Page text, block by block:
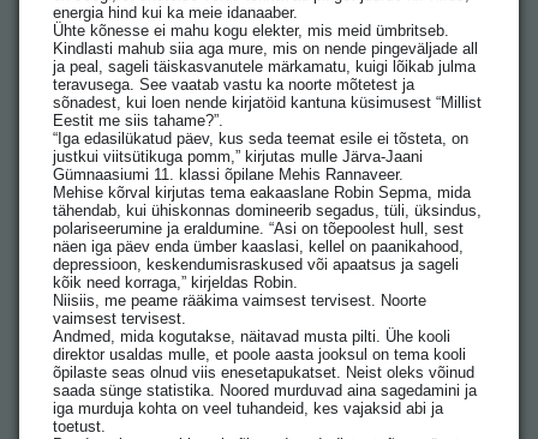
energia hind kui ka meie idanaaber.
Ühte kõnesse ei mahu kogu elekter, mis meid ümbritseb.
Kindlasti mahub siia aga mure, mis on nende pingeväljade all
ja peal, sageli täiskasvanutele märkamatu, kuigi lõikab julma
teravusega. See vaatab vastu ka noorte mõtetest ja
sõnadest, kui loen nende kirjatöid kantuna küsimusest “Millist
Eestit me siis tahame?”.
“Iga edasilükatud päev, kus seda teemat esile ei tõsteta, on
justkui viitsütikuga pomm,” kirjutas mulle Järva-Jaani
Gümnaasiumi 11. klassi õpilane Mehis Rannaveer.
Mehise kõrval kirjutas tema eakaaslane Robin Sepma, mida
tähendab, kui ühiskonnas domineerib segadus, tüli, üksindus,
polariseerumine ja eraldumine. “Asi on tõepoolest hull, sest
näen iga päev enda ümber kaaslasi, kellel on paanikahood,
depressioon, keskendumisraskused või apaatsus ja sageli
kõik need korraga,” kirjeldas Robin.
Niisiis, me peame rääkima vaimsest tervisest. Noorte
vaimsest tervisest.
Andmed, mida kogutakse, näitavad musta pilti. Ühe kooli
direktor usaldas mulle, et poole aasta jooksul on tema kooli
õpilaste seas olnud viis enesetapukatset. Neist oleks võinud
saada sünge statistika. Noored murduvad aina sagedamini ja
iga murduja kohta on veel tuhandeid, kes vajaksid abi ja
toetust.